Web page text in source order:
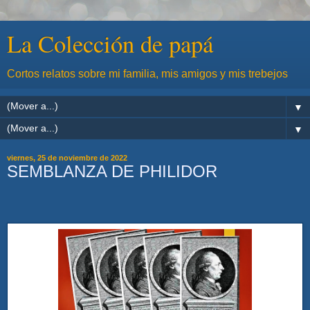
La Colección de papá
Cortos relatos sobre mi familia, mis amigos y mis trebejos
▼
▼
viernes, 25 de noviembre de 2022
SEMBLANZA DE PHILIDOR